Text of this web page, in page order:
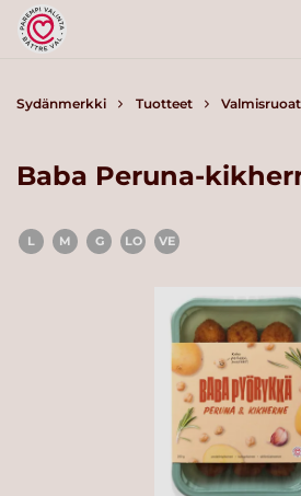
Sydänmerkki Tuotteet Valmisruoat
Baba Peruna-
L M G LO VE